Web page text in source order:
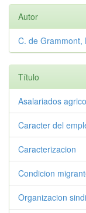
Autor
C. de Grammont,
Título
Asalariados
Caracter del
Caracterizacion
Condicion
Organizacion